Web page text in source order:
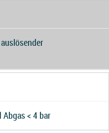
< 4 bar